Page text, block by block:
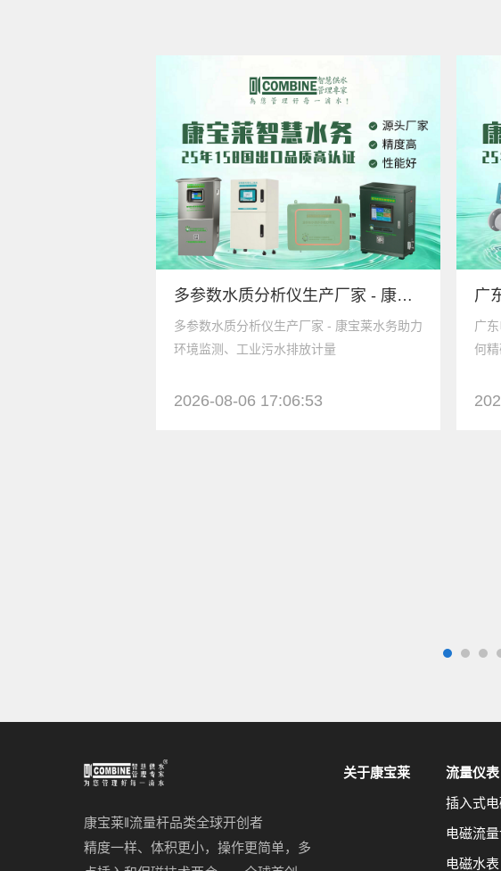
多参数水质分析仪生产厂家 - 康宝莱水务助力环境监测、工业污水排放计量
多参数水质分析仪生产厂家 - 康宝莱水务助力
环境监测、工业污水排放计量
2026-08-06 17:06:53
广
何精
康宝莱‖流量杆品类全球开创者
精度一样、体积更小，操作更简单，多
关于康宝莱
流量仪表
插入式
电磁流
电磁水表